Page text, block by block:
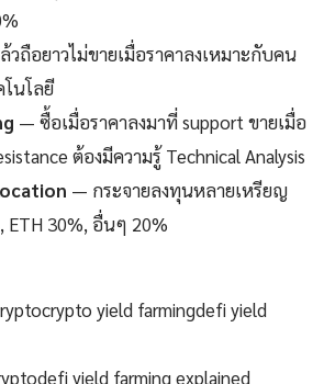
ถือยาวไม่ขายเมื่อราคาลงเหมาะกับคน
นโลยี
— ซื้อเมื่อราคาลงมาที่ support ขายเมื่อ
ต้องมีความรู้ Technical Analysis
— กระจายลงทุนหลายเหรียญ
ETH 30%, อื่นๆ 20%
yield farmingdefi yield
yield farming explained